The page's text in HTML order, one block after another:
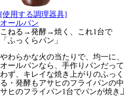
[使用する調理器具]
オールパン
こねる→発酵→焼く、これ1台で
「ふっくらパン」
やわらかな火の当たりで、均一に
オールパンなら、手作りパンだっ
わず、キレイな焼き上がりのふっ
る・発酵もアサヒのフライパンの
サヒのフライパン1台でパンが焼き